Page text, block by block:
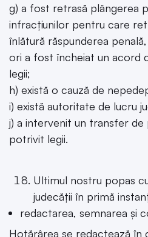
g) a fost retrasă plângerea
infracţiunilor pentru care
înlătură răspunderea
ori a fost încheiat un acord
legii;
h) există o cauză de
i) există autoritate de lucru
j) a intervenit un transfer
potrivit legii.
Ultimul nostru popas
judecății în primă
redactarea, semnarea și
Hotărârea se redactează în